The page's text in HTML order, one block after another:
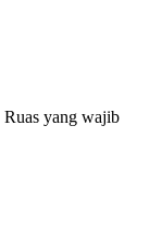
Ruas yang wajib